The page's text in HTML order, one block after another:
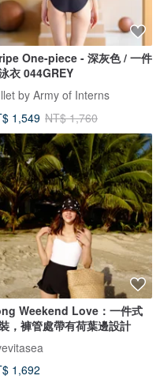
One-piece - 深灰色 / 一件
衣 044GREY
by Army of Interns
1,549 NT$ 1,760
Weekend Love：一件式
，褲管處帶有荷葉邊設計
1,692